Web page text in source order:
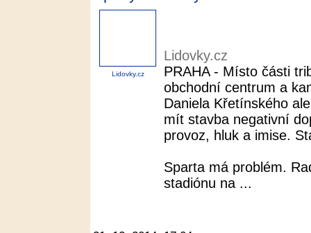
Lidovky.cz
Lidovky.cz
PRAHA - Místo části
obchodní centrum a
Daniela Křetínského
mít stavba negativní
provoz, hluk a imise.
Sparta má problém.
stadiónu na ...